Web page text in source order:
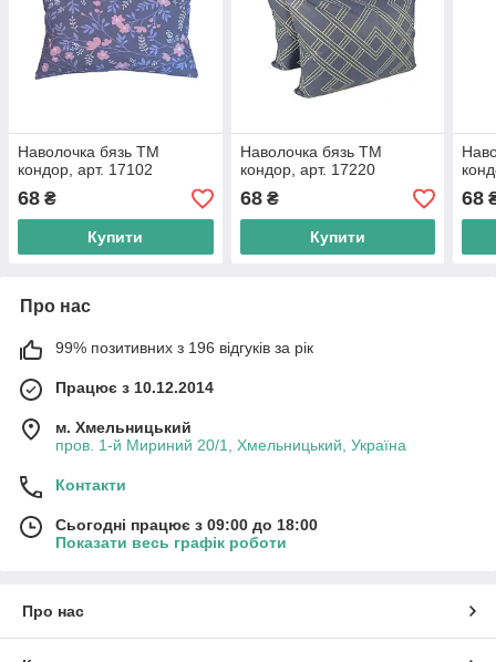
Наволочка бязь ТМ
кондор, арт. 17102
68 ₴
Купити
Наволочка бязь ТМ
кондор, арт. 17220
68₴
Купити
68
Про нас
99% позитивних з 196 відгуків за рік
Працює з 10.12.2014
м. Хмельницький
пров. 1-й Мириний 20/1, Хмельницький, Україна
Контакти
Сьогодні працює з 09:00 до 18:00
Показати весь графік роботи
Про нас